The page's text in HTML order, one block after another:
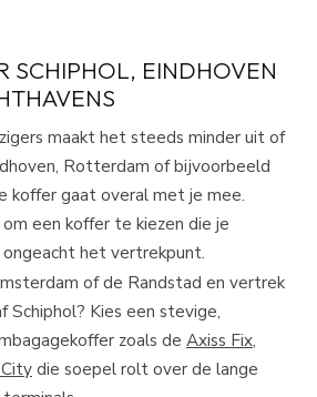
SCHIPHOL, EINDHOVEN
maakt het steeds minder uit of
Rotterdam of bijvoorbeeld
koffer gaat overal met je mee.
een koffer te kiezen die je
het vertrekpunt.​
of de Randstad en vertrek
Schiphol? Kies een stevige,
zoals de Axiss Fix,
die soepel rolt over de lange